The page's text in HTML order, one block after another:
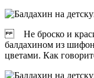
Не броско и
балдахином из
цветами. Как